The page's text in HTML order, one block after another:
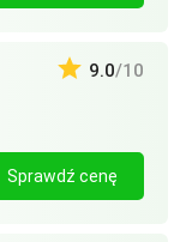
9.0/10
Sprawdź cenę